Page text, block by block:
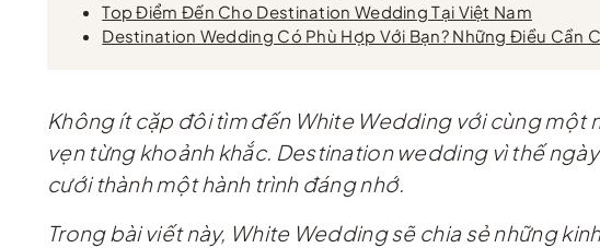
Top Điểm Đến Cho Destination Wedding Tại Việt Nam
Destination Wedding Có Phù Hợp Với Bạn? Những Điều Cần
Không ít cặp đôi tìm đến White Wedding với cùng
vẹn từng khoảnh khắc. Destination wedding vì thế
cưới thành một hành trình đáng nhớ.
Trong bài viết này, White Wedding sẽ chia sẻ những